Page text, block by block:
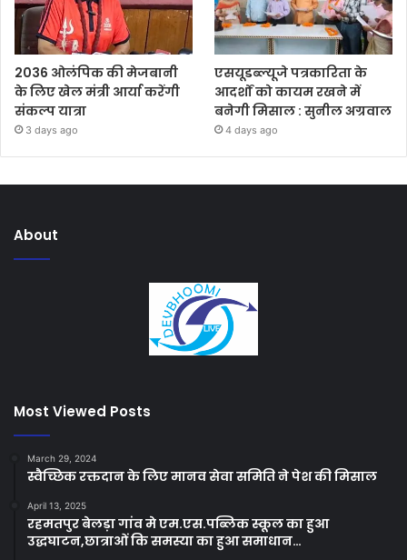
2036 ओलंपिक की मेजबानी
के लिए खेल मंत्री आर्या करेंगी
संकल्प यात्रा
3 days ago
एसयूडब्ल्यूजे पत्रकारिता के
आदर्शों को कायम रखने में
बनेगी मिसाल : सुनील अग्रवाल
4 days ago
About
Most Viewed Posts
March 29, 2024
स्वैच्छिक रक्तदान के लिए मानव सेवा समिति ने पेश की मिसाल
April 13, 2025
रहमतपुर बेलड़ा गांव मे एम.एस.पब्लिक स्कूल का हुआ
उद्धघाटन,छात्राओं कि समस्या का हुआ समाधान…